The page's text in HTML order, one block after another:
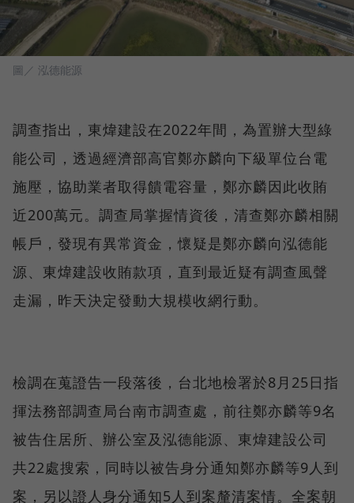
圖／ 泓德能源
調查指出，東煒建設在2022年間，為置辦大型綠
能公司，透過經濟部高官鄭亦麟向下級單位台電
施壓，協助業者取得饋電容量，鄭亦麟因此收賄
近200萬元。調查局掌握情資後，清查鄭亦麟相關
帳戶，發現有異常資金，懷疑是鄭亦麟向泓德能
源、東煒建設收賄款項，直到最近疑有調查風聲
走漏，昨天決定發動大規模收網行動。
檢調在蒐證告一段落後，台北地檢署於8月25日指
揮法務部調查局台南市調查處，前往鄭亦麟等9名
被告住居所、辦公室及泓德能源、東煒建設公司
共22處搜索，同時以被告身分通知鄭亦麟等9人到
案，另以證人身分通知5人到案釐清案情。全案朝